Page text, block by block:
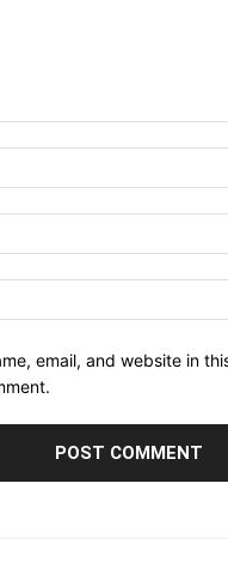
email, and website in